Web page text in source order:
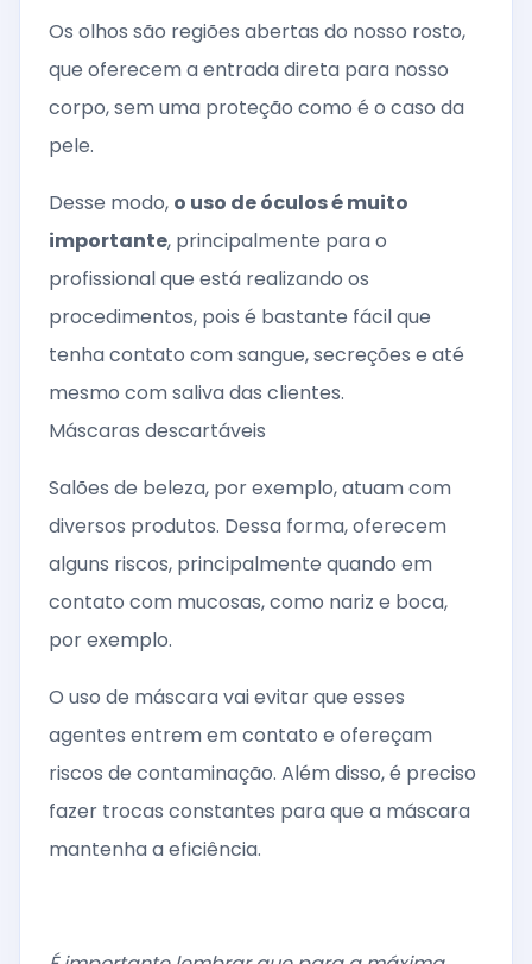
Os olhos são regiões abertas do nosso rosto,
que oferecem a entrada direta para nosso
corpo, sem uma proteção como é o caso da
pele.
Desse modo, o uso de óculos é muito
importante, principalmente para o
profissional que está realizando os
procedimentos, pois é bastante fácil que
tenha contato com sangue, secreções e até
mesmo com saliva das clientes.
Máscaras descartáveis
Salões de beleza, por exemplo, atuam com
diversos produtos. Dessa forma, oferecem
alguns riscos, principalmente quando em
contato com mucosas, como nariz e boca,
por exemplo.
O uso de máscara vai evitar que esses
agentes entrem em contato e ofereçam
riscos de contaminação. Além disso, é preciso
fazer trocas constantes para que a máscara
mantenha a eficiência.